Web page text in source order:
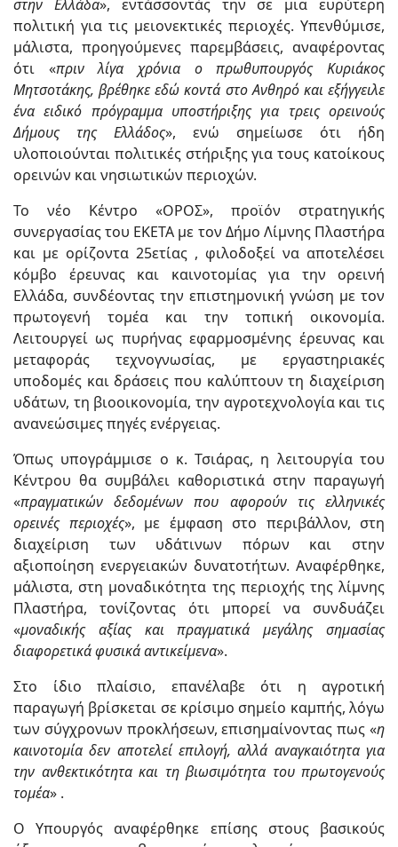
στην Ελλάδα», εντάσσοντάς την σε μια ευρύτερη
πολιτική για τις μειονεκτικές περιοχές. Υπενθύμισε,
μάλιστα, προηγούμενες παρεμβάσεις, αναφέροντας
ότι «πριν λίγα χρόνια ο πρωθυπουργός Κυριάκος
Μητσοτάκης, βρέθηκε εδώ κοντά στο Ανθηρό και εξήγγειλε
ένα ειδικό πρόγραμμα υποστήριξης για τρεις ορεινούς
Δήμους της Ελλάδος», ενώ σημείωσε ότι ήδη
υλοποιούνται πολιτικές στήριξης για τους κατοίκους
ορεινών και νησιωτικών περιοχών.
Το νέο Κέντρο «ΟΡΟΣ», προϊόν στρατηγικής
συνεργασίας του ΕΚΕΤΑ με τον Δήμο Λίμνης Πλαστήρα
και με ορίζοντα 25ετίας , φιλοδοξεί να αποτελέσει
κόμβο έρευνας και καινοτομίας για την ορεινή
Ελλάδα, συνδέοντας την επιστημονική γνώση με τον
πρωτογενή τομέα και την τοπική οικονομία.
Λειτουργεί ως πυρήνας εφαρμοσμένης έρευνας και
μεταφοράς τεχνογνωσίας, με εργαστηριακές
υποδομές και δράσεις που καλύπτουν τη διαχείριση
υδάτων, τη βιοοικονομία, την αγροτεχνολογία και τις
ανανεώσιμες πηγές ενέργειας.
Όπως υπογράμμισε ο κ. Τσιάρας, η λειτουργία του
Κέντρου θα συμβάλει καθοριστικά στην παραγωγή
«πραγματικών δεδομένων που αφορούν τις ελληνικές
ορεινές περιοχές», με έμφαση στο περιβάλλον, στη
διαχείριση των υδάτινων πόρων και στην
αξιοποίηση ενεργειακών δυνατοτήτων. Αναφέρθηκε,
μάλιστα, στη μοναδικότητα της περιοχής της λίμνης
Πλαστήρα, τονίζοντας ότι μπορεί να συνδυάζει
«μοναδικής αξίας και πραγματικά μεγάλης σημασίας
διαφορετικά φυσικά αντικείμενα».
Στο ίδιο πλαίσιο, επανέλαβε ότι η αγροτική
παραγωγή βρίσκεται σε κρίσιμο σημείο καμπής, λόγω
των σύγχρονων προκλήσεων, επισημαίνοντας πως «η
καινοτομία δεν αποτελεί επιλογή, αλλά αναγκαιότητα για
την ανθεκτικότητα και τη βιωσιμότητα του πρωτογενούς
τομέα» .
Ο Υπουργός αναφέρθηκε επίσης στους βασικούς